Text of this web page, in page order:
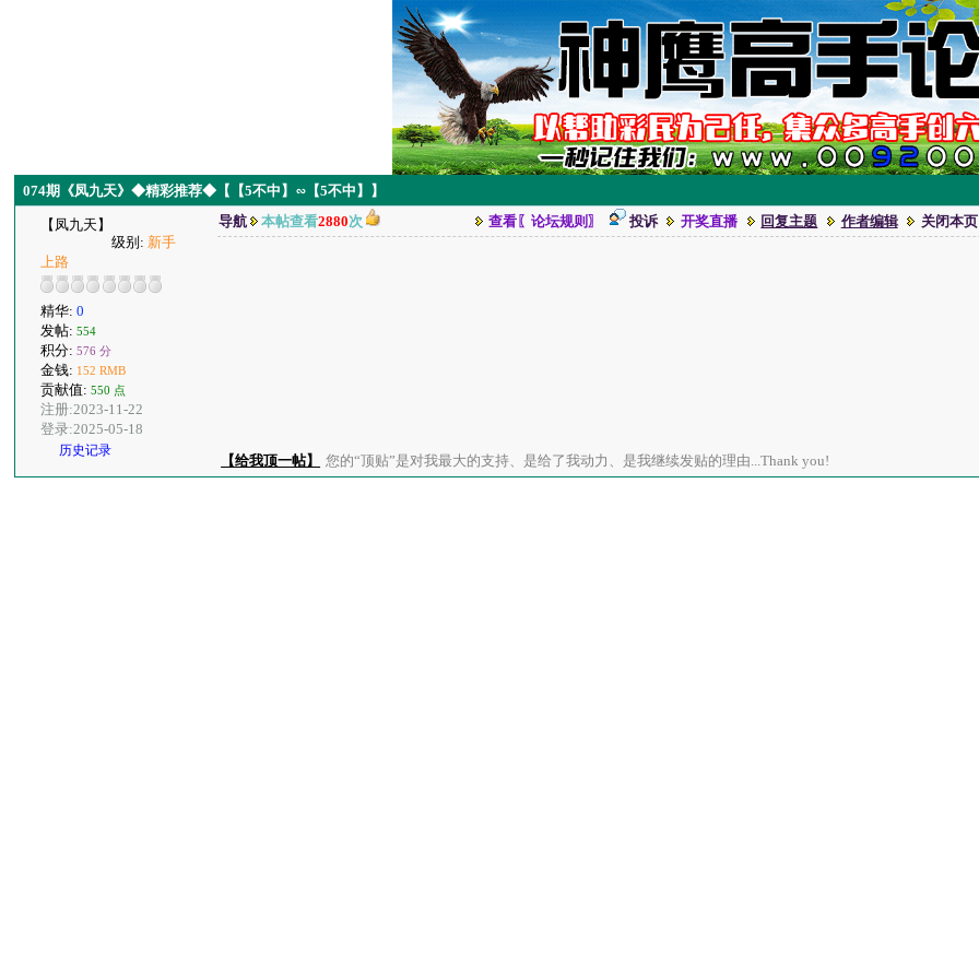
074期《凤九天》◆精彩推荐◆【【5不中】∽【5不中】】
【凤九天】
级别: 新手
上路
精华:0
发帖:554
积分:576 分
金钱: 152 RMB
贡献值:550 点
注册:2023-11-22
登录:2025-05-18
历史记录
导航 本帖查看2880次 查看〖论坛规则〗 投诉 开奖直播 回复主题 作者编辑 关闭本页
【给我顶一帖】 您的“顶贴”是对我最大的支持、是给了我动力、是我继续发贴的理由...Thank you!